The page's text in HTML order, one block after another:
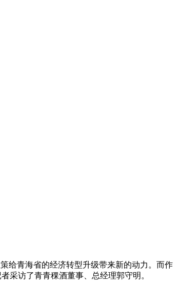
给青海省的经济转型升级带来新的动力。而作
采访了青青稞酒董事、总经理郭守明。